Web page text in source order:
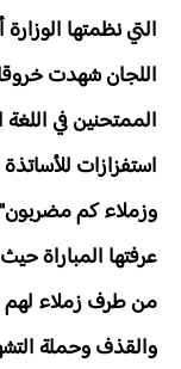
التي نظمتها
اللجان شهدت
الممتحنين في
استفزازات
وزملاء كم
عرفتها المباراة
من طرف زملاء لهم
والقذف وحملة